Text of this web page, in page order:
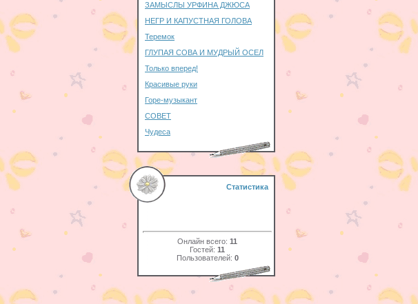
ЗАМЫСЛЫ УРФИНА ДЖЮСА
НЕГР И КАПУСТНАЯ ГОЛОВА
Теремок
ГЛУПАЯ СОВА И МУДРЫЙ ОСЕЛ
Только вперед!
Красивые руки
Горе-музыкант
СОВЕТ
Чудеса
Статистика
Онлайн всего: 11
Гостей: 11
Пользователей: 0